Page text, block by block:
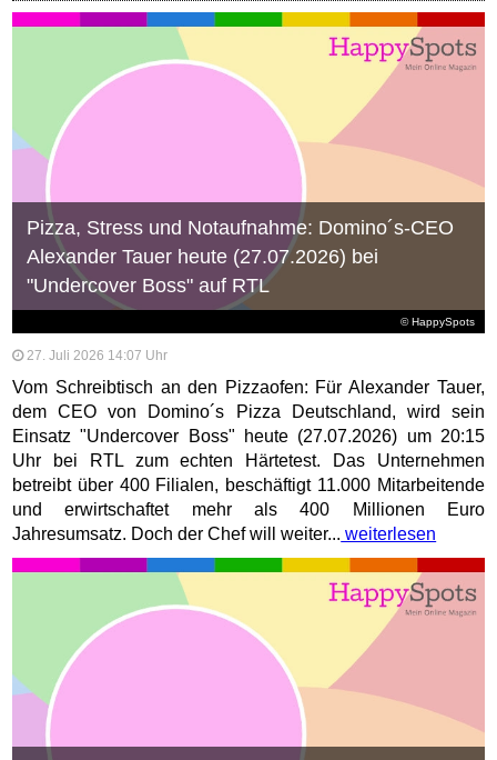
© HappySpots
Pizza, Stress und Notaufnahme: Domino´s-CEO
Alexander Tauer heute (27.07.2026) bei
"Undercover Boss" auf RTL
27. Juli 2026 14:07 Uhr
Vom Schreibtisch an den Pizzaofen: Für Alexander Tauer,
dem CEO von Domino´s Pizza Deutschland, wird sein
Einsatz "Undercover Boss" heute (27.07.2026) um 20:15
Uhr bei RTL zum echten Härtetest. Das Unternehmen
betreibt über 400 Filialen, beschäftigt 11.000 Mitarbeitende
und erwirtschaftet mehr als 400 Millionen Euro
Jahresumsatz. Doch der Chef will weiter... weiterlesen